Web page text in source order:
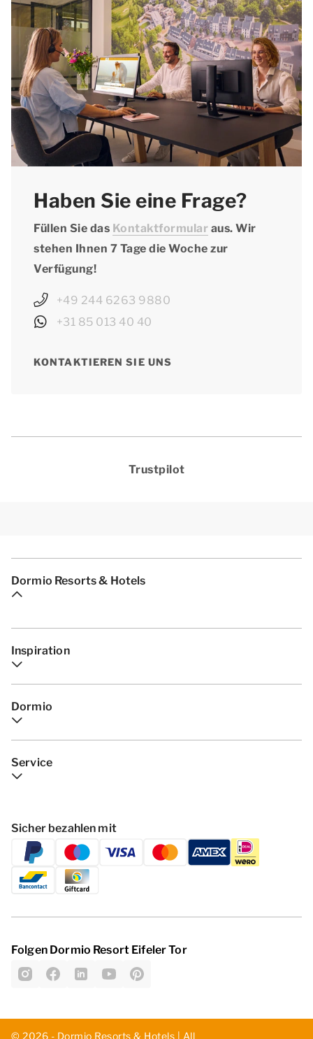
Haben Sie eine Frage?
Füllen Sie das Kontaktformular aus. Wir
stehen Ihnen 7 Tage die Woche zur
Verfügung!
+49 244 6263 9880
+31 85 013 40 40
KONTAKTIEREN SIE UNS
Trustpilot
Dormio Resorts & Hotels
Inspiration
Dormio
Service
Sicher bezahlen mit
Folgen Dormio Resort Eifeler Tor
© 2026 - Dormio Resorts & Hotels | All